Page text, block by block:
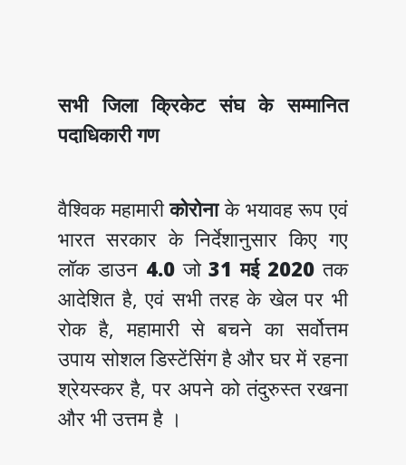
सभी जिला क्रिकेट संघ के सम्मानित
पदाधिकारी गण
वैश्विक महामारीकोरोनाके भयावह रूप एवं
भारत सरकार के निर्देशानुसार किए गए
लॉक डाउन 4.0जो31 मई 2020तक
आदेशित है, एवं सभी तरह के खेल पर भी
रोक है, महामारी से बचने का सर्वोत्तम
उपाय सोशल डिस्टेंसिंग है और घर में रहना
श्रेयस्कर है, पर अपने को तंदुरुस्त रखना
और भी उत्तम है ।